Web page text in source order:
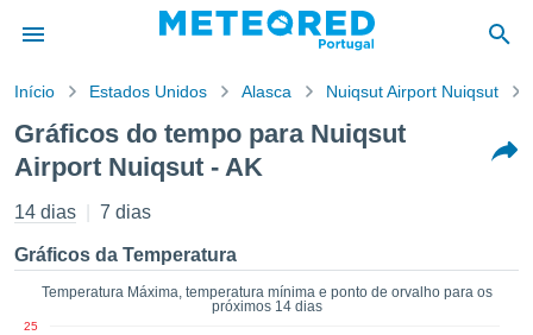
da
por
que as
a este
Início Estados Unidos Alasca Nuiqsut Airport Nuiqsut
Gráficos do tempo para Nuiqsut
Airport Nuiqsut - AK
14 dias 7 dias
Gráficos da Temperatura
Temperatura Máxima, temperatura mínima e ponto de orvalho para os
próximos 14 dias
25